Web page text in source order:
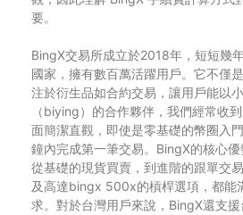
要。
BingX交易所成立於2018年，短短幾
國家，擁有數百萬活躍用戶。它不僅
注於衍生品如合約交易，讓用戶能以
（biying）的合作夥伴，我們經常收
面簡潔直觀，即使是零基礎的幣圈入
鐘內完成第一筆交易。BingX的核心優
從基礎的現貨買賣，到進階的跟單交
及高達bingx 500x的槓桿選項，都能
求。對於台灣用戶來說，BingX還支